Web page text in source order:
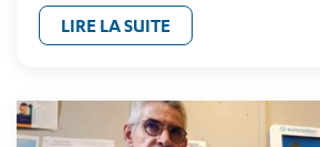
LIRE LA SUITE